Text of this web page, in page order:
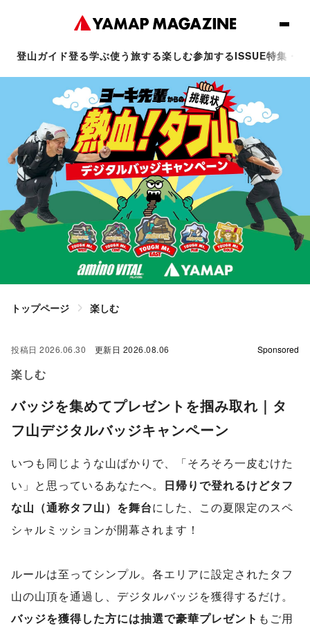
登山ガイド登る学ぶ使う 旅する楽しむ参加するISSUE特集・
トップページ 楽しむ
投稿日 2026.06.30 更新日 2026.08.06 Sponsored
楽しむ
バッジを集めてプレゼントを掴み取れ｜タ
フ山デジタルバッジキャンペーン
いつも同じような山ばかりで、「そろそろ一皮むけた
い」と思っているあなたへ。 日帰りで登れるけどタフ
な山（通称タフ山）を舞台にした、この夏限定のスペ
シャルミッションが開幕されます！
ルールは至ってシンプル。各エリアに設定されたタフ
山の山頂を通過し、デジタルバッジを獲得するだけ。
バッジを獲得した方には抽選で豪華プレゼント もご用